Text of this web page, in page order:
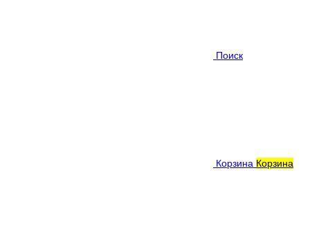
Поиск
Корзина Корзина